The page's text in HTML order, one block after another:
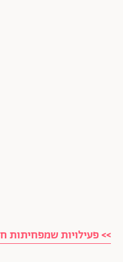
>> פעילויות שמפחיתות